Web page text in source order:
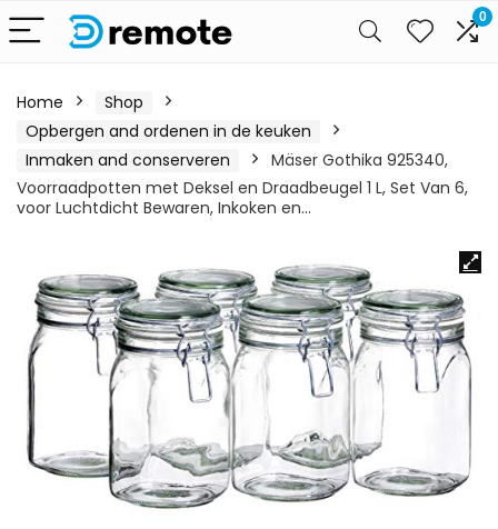
0
Home
Shop
Opbergen and ordenen in de keuken
Inmaken and conserveren
Mäser Gothika 925340,
Voorraadpotten met Deksel en Draadbeugel 1 L, Set Van 6,
voor Luchtdicht Bewaren, Inkoken en…